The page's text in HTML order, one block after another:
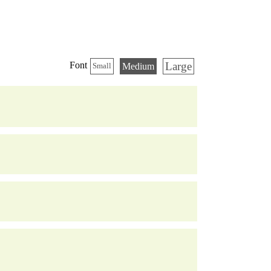
Font Small Medium Large